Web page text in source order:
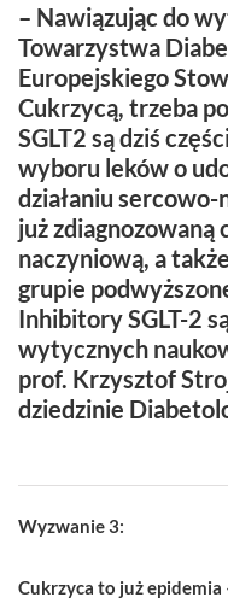
– Nawiązując do
Towarzystwa
Europejskiego
Cukrzycą, trzeba
SGLT2 są dziś
wyboru leków o
działaniu
już
naczyniową, a
grupie
Inhibitory SGLT-2
wytycznych
prof. Krzysztof
dziedzinie
Wyzwanie 3:
Cukrzyca to już